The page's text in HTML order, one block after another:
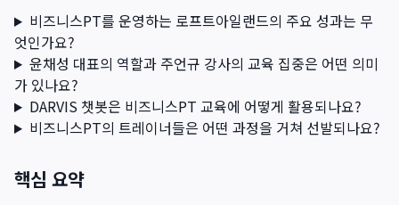
비즈니스PT를 운영하는 로프트아일랜드의 주요 성과는 무
엇인가요?
윤채성 대표의 역할과 주언규 강사의 교육 집중은 어떤 의미
가 있나요?
DARVIS 챗봇은 비즈니스PT 교육에 어떻게 활용되나요?
비즈니스PT의 트레이너들은 어떤 과정을 거쳐 선발되나요?
핵심 요약